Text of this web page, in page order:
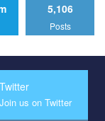
альянс
реализовать
на почве
5,106
Posts
Twitter
Join us on Twitter